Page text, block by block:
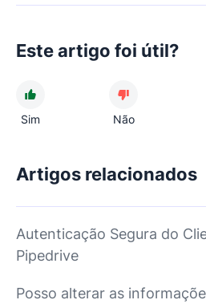
Este artigo foi útil?
Sim Não
Artigos relacionados
Autenticação Segura do
Pipedrive
Posso alterar as